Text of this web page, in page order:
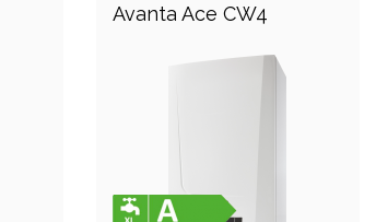
Avanta Ace CW4